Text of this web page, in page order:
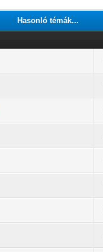
Hasonló témák...